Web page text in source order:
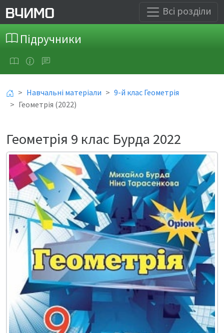
Всі розділи
Підручники
Навчальні матеріали
9-й клас Геометрія
Геометрія (2022)
Геометрія 9 клас Бурда 2022